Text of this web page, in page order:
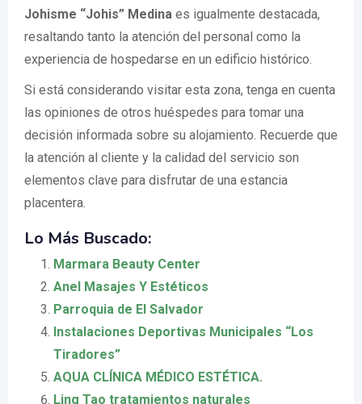
Johisme “Johis” Medina es igualmente destacada,
resaltando tanto la atención del personal como la
experiencia de hospedarse en un edificio histórico.
Si está considerando visitar esta zona, tenga en cuenta
las opiniones de otros huéspedes para tomar una
decisión informada sobre su alojamiento. Recuerde que
la atención al cliente y la calidad del servicio son
elementos clave para disfrutar de una estancia
placentera.
Lo Más Buscado:
Marmara Beauty Center
Anel Masajes Y Estéticos
Parroquia de El Salvador
Instalaciones Deportivas Municipales “Los
Tiradores”
AQUA CLÍNICA MÉDICO ESTÉTICA.
Ling Tao tratamientos naturales